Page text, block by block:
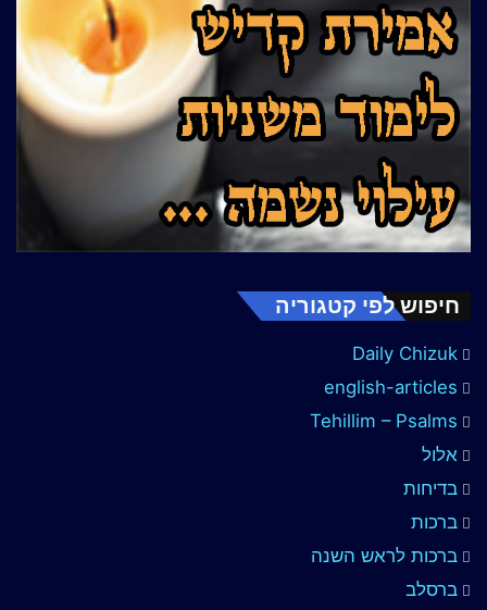
חיפוש לפי קטגוריה
Daily Chizuk
english-articles
Tehillim – Psalms
אלול
בדיחות
ברכות
ברכות לראש השנה
ברסלב